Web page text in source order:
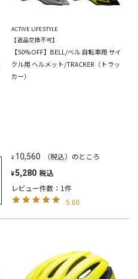
ACTIVE LIFESTYLE
【返品交換不可】
【50%OFF】BELL/ベル 自転車用 サイ
クル用 ヘルメット/TRACKER（トラッ
カー）
¥ 10,560 （税込）のところ
¥5,280 税込
レビュー件数：1件
5.00